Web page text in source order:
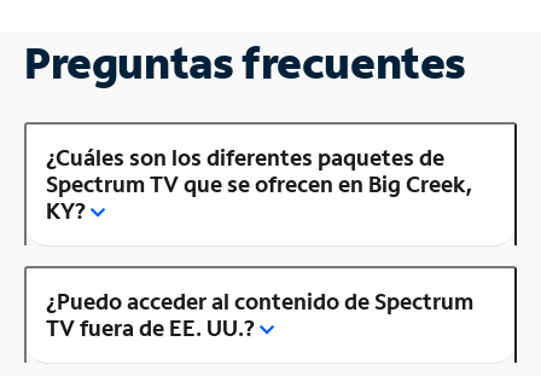
Preguntas frecuentes
¿Cuáles son los diferentes paquetes de
Spectrum TV que se ofrecen en Big Creek,
KY?
¿Puedo acceder al contenido de Spectrum
TV fuera de EE. UU.?